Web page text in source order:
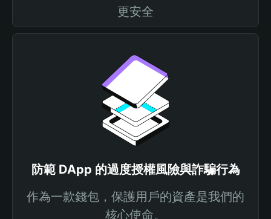
更安全
防範 DApp 的過度授權風險與詐騙行為
作為一款錢包，保護用戶的資產是我們的
核心使命。